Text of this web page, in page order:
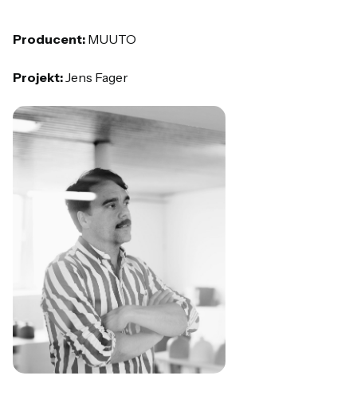
Producent: MUUTO
Projekt:Jens Fager